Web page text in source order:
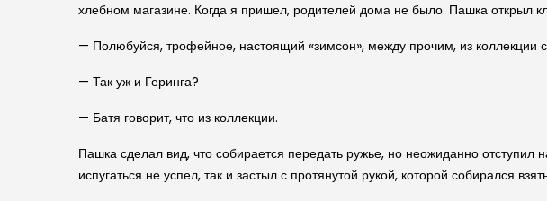
хлебном магазине. Когда я пришел, родителей дома не было. Пашка открыл
— Полюбуйся, трофейное, настоящий «зимсон», между прочим, из коллекции
— Так уж и Геринга?
— Батя говорит, что из коллекции.
Пашка сделал вид, что собирается передать ружье, но неожиданно
испугаться не успел, так и застыл с протянутой рукой, которой собирался